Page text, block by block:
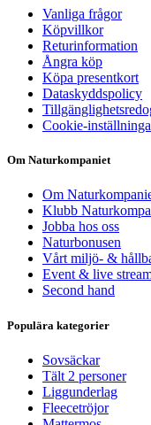
Vanliga frågor
Köpvillkor
Returinformation
Ångra köp
Köpa presentkort
Dataskyddspolicy
Cookie-
Om Naturkompaniet
Om
Klubb
Jobba hos oss
Naturbonusen
Vårt miljö- &
Event & live
Second hand
Populära kategorier
Sovsäckar
Tält 2 personer
Liggunderlag
Fleecetröjor